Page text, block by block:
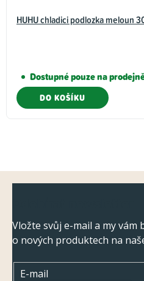
HUHU chladici podlozka meloun
Dostupné pouze na
DO KOŠÍKU
Vložte svůj e-mail a my vám
o nových produktech na
E-mail